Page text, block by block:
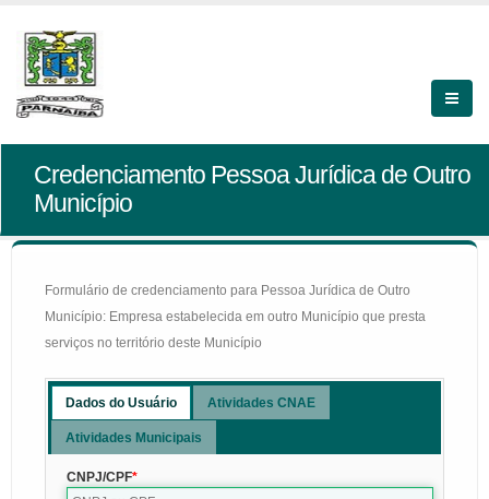
Credenciamento Pessoa Jurídica de Outro
Município
Formulário de credenciamento para Pessoa Jurídica de Outro
Município: Empresa estabelecida em outro Município que presta
serviços no território deste Município
Dados do Usuário Atividades CNAE
Atividades Municipais
CNPJ/CPF